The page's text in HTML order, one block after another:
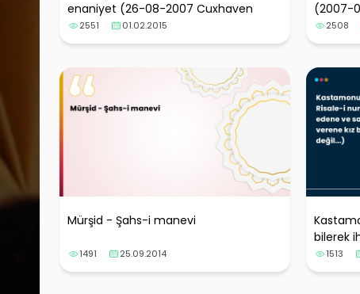
enaniyet (26-08-2007 Cuxhaven
dersi)
2551 01.02.2015
(2007-
2508
Mürşid - Şahs-i manevi
1491 25.09.2014
bilerek
zarar
değil...)
1513